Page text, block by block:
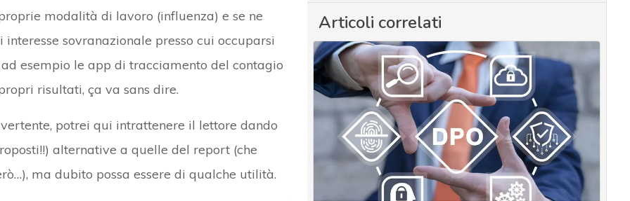
modalità di lavoro (influenza) e se ne
sovranazionale presso cui occuparsi
esempio le app di tracciamento del contagio
risultati, ça va sans dire.
potrei qui intrattenere il lettore dando
alternative a quelle del report (che
ma dubito possa essere di qualche utilità.
Articoli correlati